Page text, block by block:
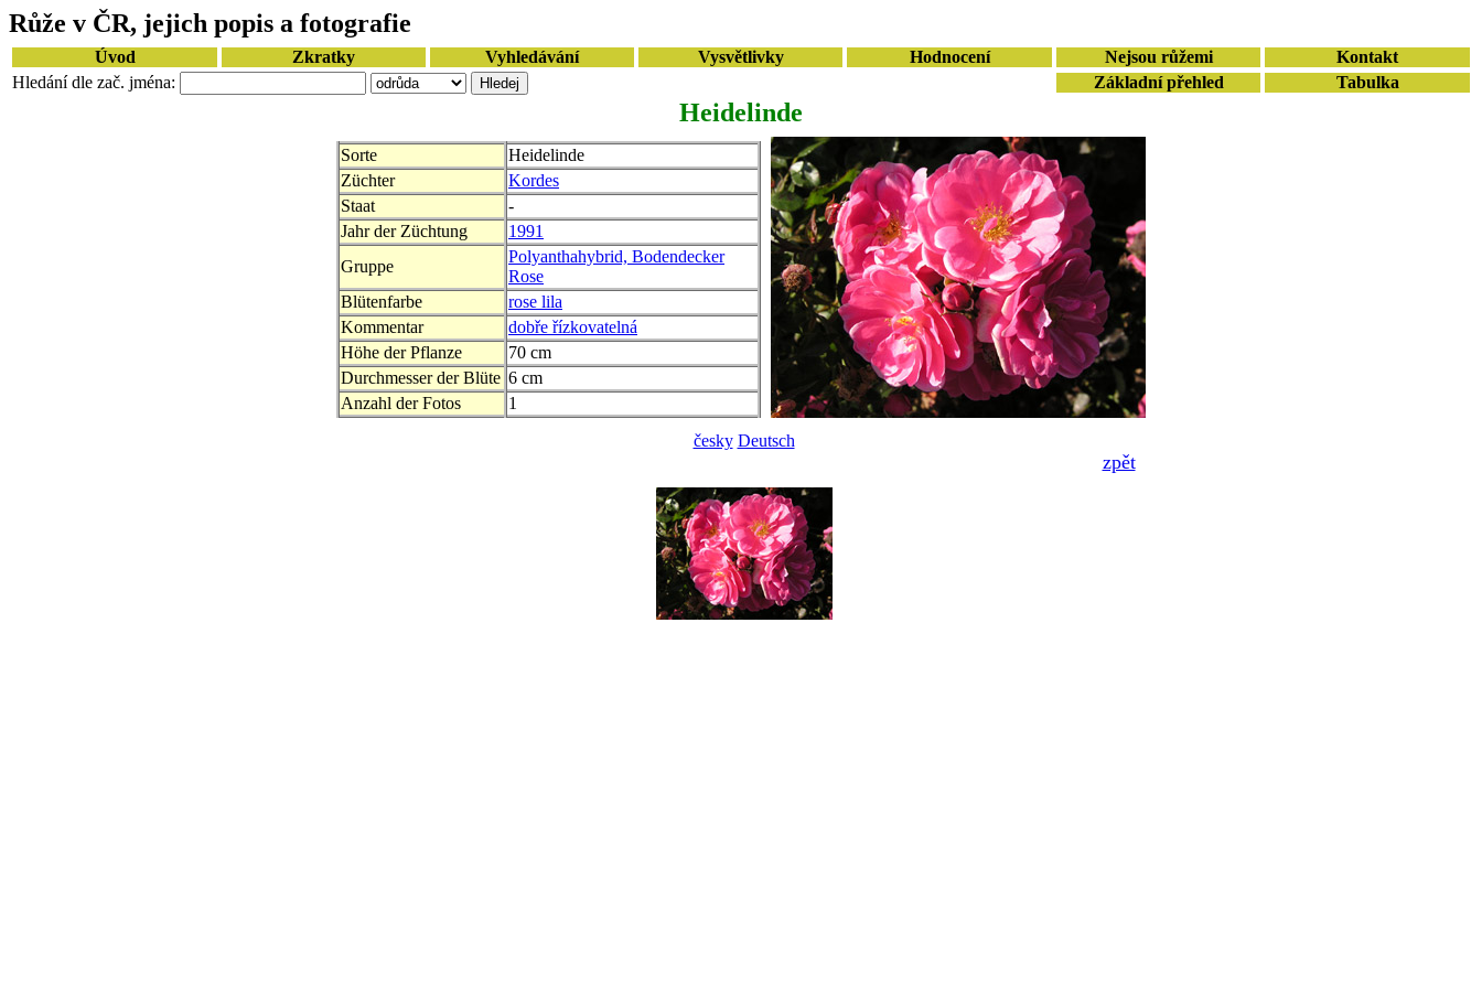
Růže v ČR, jejich popis a fotografie
Úvod Zkratky Vyhledávání Vysvětlivky Hodnocení Nejsou růžemi
Kontakt
Hledání dle zač. jména:
Základní přehled Tabulka
Heidelinde
Sorte
Heidelinde
Züchter
Kordes
Staat
-
Jahr der Züchtung
1991
Gruppe
Polyanthahybrid, Bodendecker
Rose
Blütenfarbe
rose lila
Kommentar
dobře řízkovatelná
Höhe der Pflanze
70 cm
Durchmesser der Blüte 6 cm
Anzahl der Fotos
1
česky Deutsch
zpět